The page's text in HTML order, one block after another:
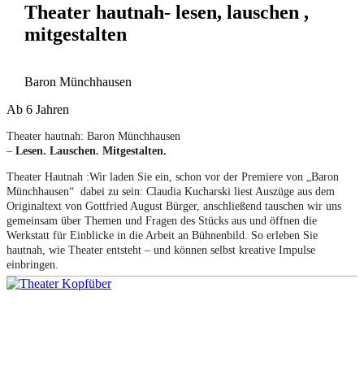
Theater hautnah- lesen, lauschen ,
mitgestalten
Baron Münchhausen
Ab 6 Jahren
Theater hautnah: Baron Münchhausen
– Lesen. Lauschen. Mitgestalten.
Theater Hautnah :Wir laden Sie ein, schon vor der Premiere von „Baron
Münchhausen“ dabei zu sein: Claudia Kucharski liest Auszüge aus dem
Originaltext von Gottfried August Bürger, anschließend tauschen wir uns
gemeinsam über Themen und Fragen des Stücks aus und öffnen die
Werkstatt für Einblicke in die Arbeit an Bühnenbild. So erleben Sie
hautnah, wie Theater entsteht – und können selbst kreative Impulse
einbringen.